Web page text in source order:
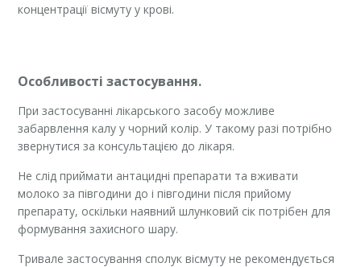
концентрації вісмуту у крові.
Особливості застосування.
При застосуванні лікарського засобу можливе
забарвлення калу у чорний колір. У такому разі потрібно
звернутися за консультацією до лікаря.
Не слід приймати антацидні препарати та вживати
молоко за півгодини до і півгодини після прийому
препарату, оскільки наявний шлунковий сік потрібен для
формування захисного шару.
Тривале застосування сполук вісмуту не рекомендується